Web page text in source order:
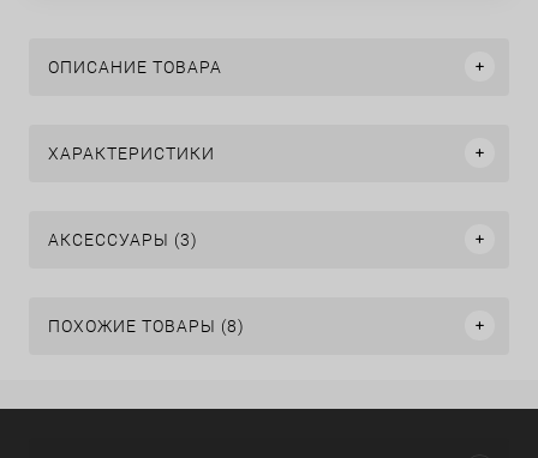
ОПИСАНИЕ ТОВАРА
ХАРАКТЕРИСТИКИ
АКСЕССУАРЫ (3)
ПОХОЖИЕ ТОВАРЫ (8)